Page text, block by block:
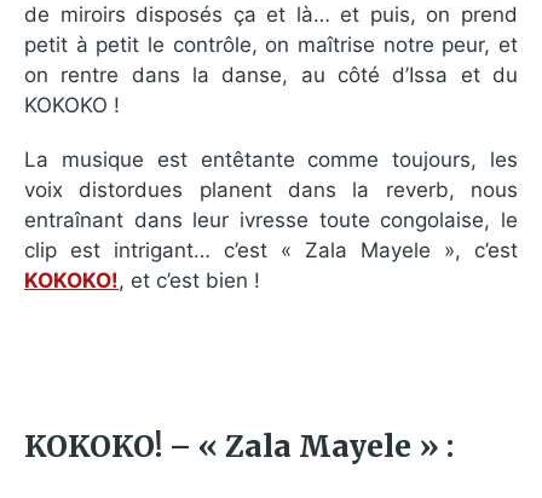
de miroirs disposés ça et là… et puis, on prend
petit à petit le contrôle, on maîtrise notre peur, et
on rentre dans la danse, au côté d’Issa et du
KOKOKO !
La musique est entêtante comme toujours, les
voix distordues planent dans la reverb, nous
entraînant dans leur ivresse toute congolaise, le
clip est intrigant… c’est « Zala Mayele », c’est
KOKOKO! , et c’est bien !
KOKOKO! – « Zala Mayele » :